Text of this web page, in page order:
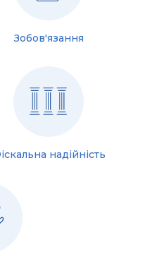
Зобов'язання
надійність